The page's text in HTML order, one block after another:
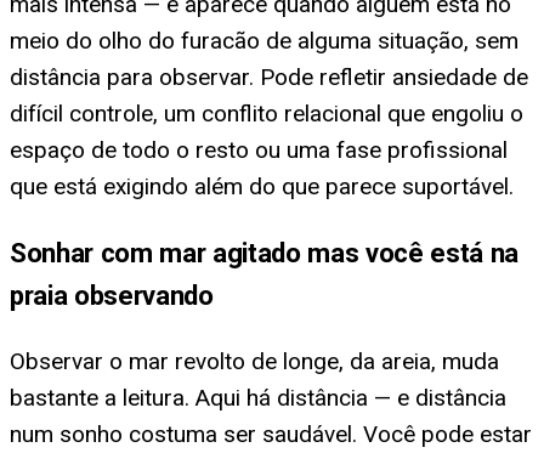
meio do olho do furacão de alguma situação, sem
distância para observar. Pode refletir ansiedade de
difícil controle, um conflito relacional que engoliu o
espaço de todo o resto ou uma fase profissional
que está exigindo além do que parece suportável.
Sonhar com mar agitado mas você está na
praia observando
Observar o mar revolto de longe, da areia, muda
bastante a leitura. Aqui há distância — e distância
num sonho costuma ser saudável. Você pode estar